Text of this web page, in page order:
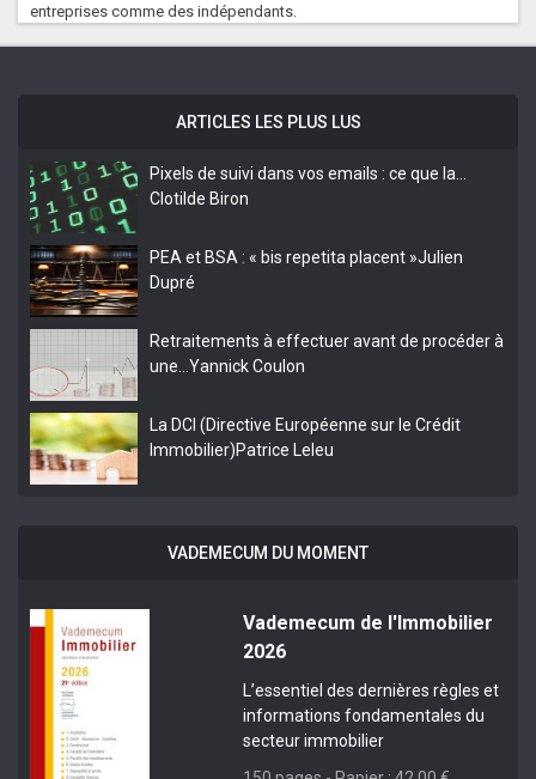
entreprises comme des indépendants.
ARTICLES LES PLUS LUS
Pixels de suivi dans vos emails : ce que la…
Clotilde Biron
PEA et BSA : « bis repetita placent »Julien
Dupré
Retraitements à effectuer avant de procéder à
une…Yannick Coulon
La DCI (Directive Européenne sur le Crédit
Immobilier)Patrice Leleu
VADEMECUM DU MOMENT
Vademecum de l'Immobilier
2026
L’essentiel des dernières règles et
informations fondamentales du
secteur immobilier